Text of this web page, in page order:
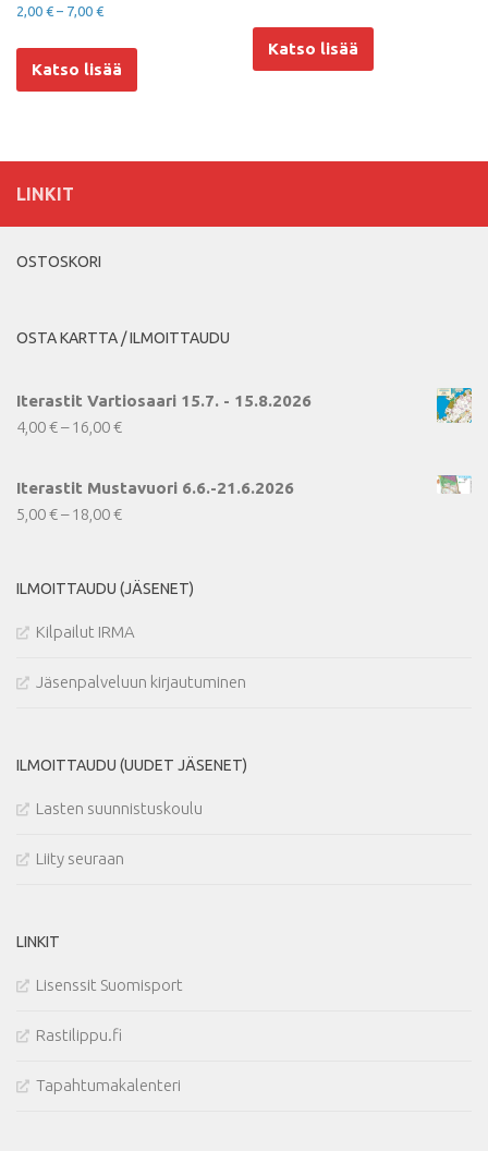
2,00 € – 7,00 €Hintaluokka:
-
7,00 €
Katso lisää
on
valinnat
-
7,00 €
Katso lisää
on
tuotteen
LINKIT
OSTOSKORI
OSTA KARTTA / ILMOITTAUDU
Iterastit Vartiosaari 15.7. - 15.8.2026
4,00€– 16,00€Hintaluokka:
-
16,00 €
Iterastit Mustavuori 6.6.-21.6.2026
5,00€– 18,00€Hintaluokka:
18,00 €
ILMOITTAUDU (JÄSENET)
Kilpailut IRMA
Jäsenpalveluun kirjautuminen
ILMOITTAUDU (UUDET JÄSENET)
Lasten suunnistuskoulu
Liity seuraan
LINKIT
Lisenssit Suomisport
Rastilippu.fi
Tapahtumakalenteri